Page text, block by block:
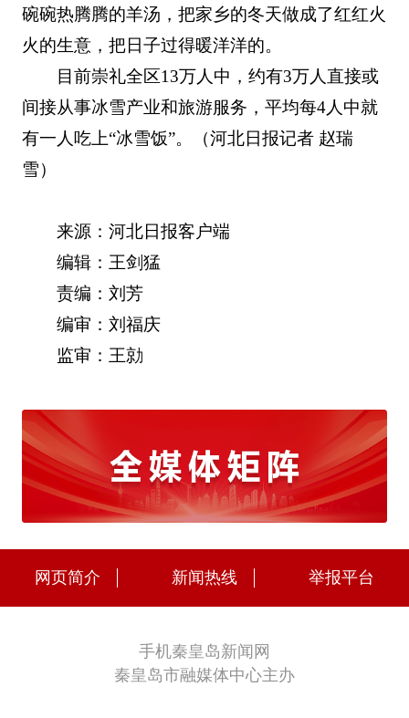
碗碗热腾腾的羊汤，把家乡的冬天做成了红红火
火的生意，把日子过得暖洋洋的。
目前崇礼全区13万人中，约有3万人直接或
间接从事冰雪产业和旅游服务，平均每4人中就
有一人吃上“冰雪饭”。（河北日报记者 赵瑞
雪）
来源：河北日报客户端
编辑：王剑猛
责编：刘芳
编审：刘福庆
监审：王勍
网页简介 新闻热线 举报平台
手机秦皇岛新闻网
秦皇岛市融媒体中心主办